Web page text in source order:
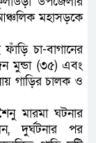
মহাসড়কে
চা-বাগানের
মুন্ডা (৩৫) এবং
গাড়ির চালক ও
মারমা ঘটনার
দুর্ঘটনার পর